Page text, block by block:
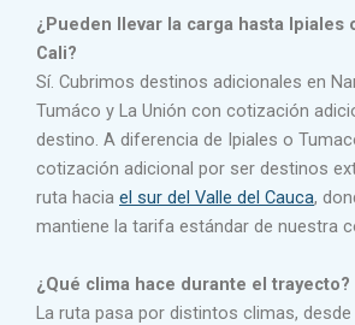
¿Pueden llevar la carga hasta Ipiales
Cali?
Sí. Cubrimos destinos adicionales en
Tumáco y La Unión con cotización
destino. A diferencia de Ipiales o
cotización adicional por ser destinos
ruta hacia el sur del Valle del Cauca,
mantiene la tarifa estándar de nuestra
¿Qué clima hace durante el trayecto?
La ruta pasa por distintos climas, desde